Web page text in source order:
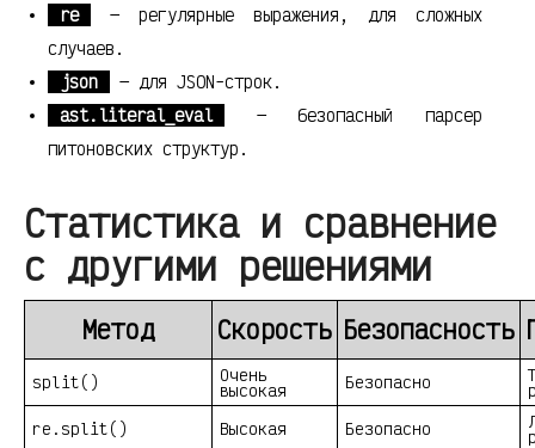
re
— регулярные выражения, для сложных
случаев.
json
— для JSON-строк.
ast.literal_eval
— безопасный парсер
питоновских структур.
Статистика и сравнение
с другими решениями
Метод Скорость Безопасность
split() Очень
высокая Безопасно
re.split()
Высокая Безопасно